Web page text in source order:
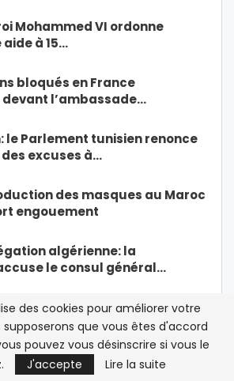
Mohammed VI ordonne
aide à 15…
bloqués en France
l’ambassade…
le Parlement tunisien renonce
excuses à…
des masques au Maroc
engouement
algérienne: la
le consul général…
la Cour suprême sur les
officiels…
algérien Tebboune s’offre une
des cookies pour améliorer votre
supposerons que vous êtes d'accord
pouvez vous désinscrire si vous le
J'accepte Lire la suite